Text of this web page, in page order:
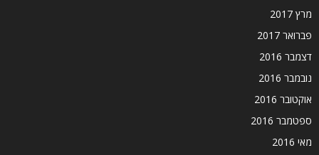
מרץ 2017
פברואר 2017
דצמבר 2016
נובמבר 2016
אוקטובר 2016
ספטמבר 2016
מאי 2016